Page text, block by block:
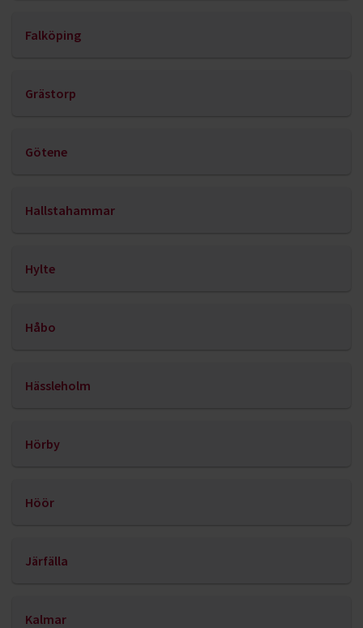
Falköping
Grästorp
Götene
Hallstahammar
Hylte
Håbo
Hässleholm
Hörby
Höör
Järfälla
Kalmar